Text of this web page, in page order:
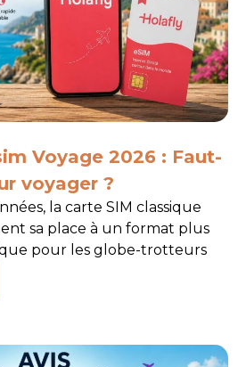
Voyage 2026 : Faut-
voyager ?
la carte SIM classique
sa place à un format plus
pour les globe-trotteurs